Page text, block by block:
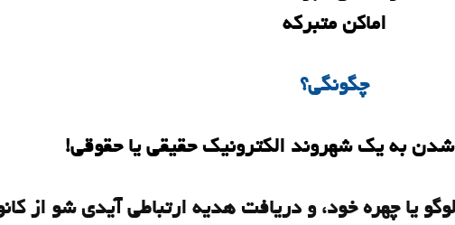
اماکن متبرکه
چگونگی؟
به یک شهروند الکترونیک حقیقی یا حقوقی!
یا چهره خود، و دریافت هدیه ارتباطی آیدی شو از